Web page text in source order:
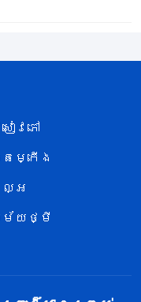
ៀវភៅ
ម្កើង
អ
យថ្មី